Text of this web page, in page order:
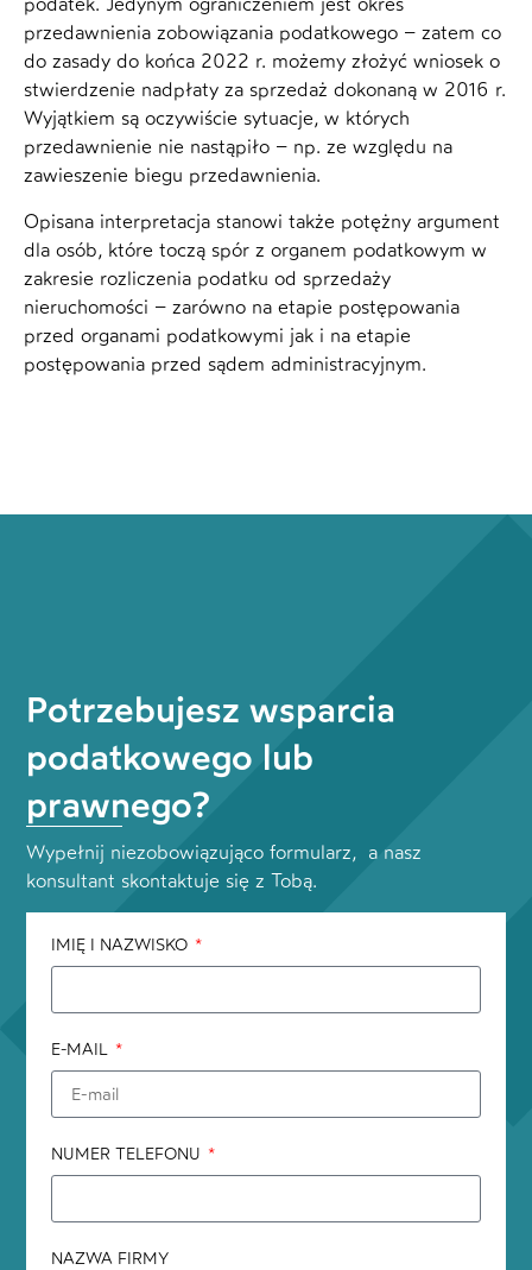
podatek. Jedynym ograniczeniem jest okres
przedawnienia zobowiązania podatkowego – zatem co
do zasady do końca 2022 r. możemy złożyć wniosek o
stwierdzenie nadpłaty za sprzedaż dokonaną w 2016 r.
Wyjątkiem są oczywiście sytuacje, w których
przedawnienie nie nastąpiło – np. ze względu na
zawieszenie biegu przedawnienia.
Opisana interpretacja stanowi także potężny argument
dla osób, które toczą spór z organem podatkowym w
zakresie rozliczenia podatku od sprzedaży
nieruchomości – zarówno na etapie postępowania
przed organami podatkowymi jak i na etapie
postępowania przed sądem administracyjnym.
Potrzebujesz wsparcia
podatkowego lub
prawnego?
Wypełnij niezobowiązująco formularz, a nasz
konsultant skontaktuje się z Tobą.
IMIĘ I NAZWISKO
E-MAIL
NUMER TELEFONU
NAZWA FIRMY